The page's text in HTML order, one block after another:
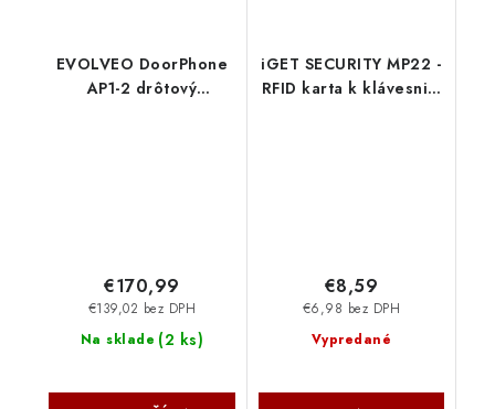
EVOLVEO DoorPhone
AP1-2 drôtový
Na sklade (2 ks)
€139,02 bez DPH
€170,99
iGET SECURITY MP22 -
RFID karta k klávesnici
Vypredané
€6,98 bez DPH
€8,59